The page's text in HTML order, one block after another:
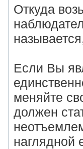
Откуда
Если Вы
меняйте
должен
наглядной